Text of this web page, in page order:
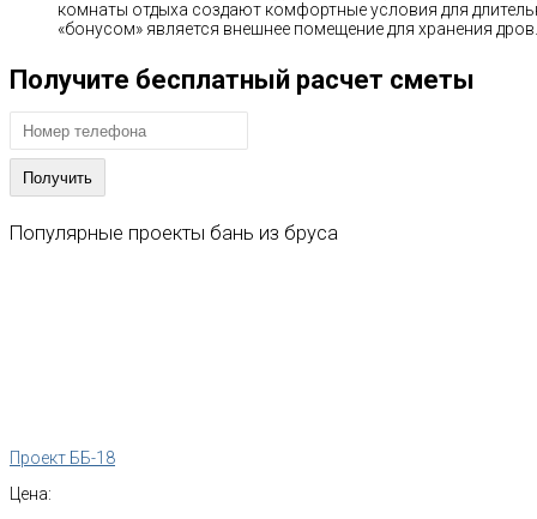
комнаты отдыха создают комфортные условия для
«бонусом» является внешнее помещение для хранения дров.
Получите бесплатный расчет сметы
Популярные проекты бань из бруса
Проект ББ-18
Цена: